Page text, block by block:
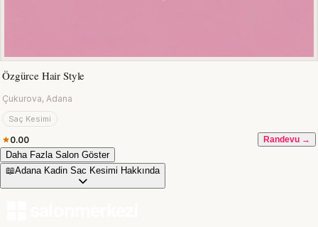
Özgürce Hair Style
Çukurova, Adana
Saç Kesimi
0.00 Randevu →
Daha Fazla Salon Göster
📖Adana Kadin Sac Kesimi Hakkında